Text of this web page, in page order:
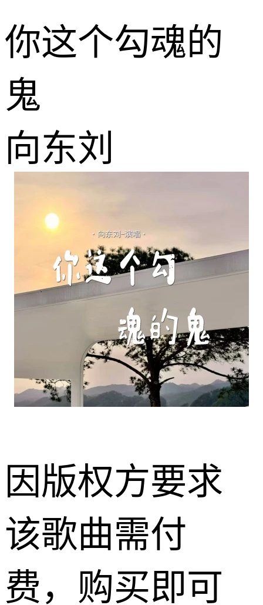
你这个勾魂的
鬼
向东刘
因版权方要求
该歌曲需付
费，购买即可